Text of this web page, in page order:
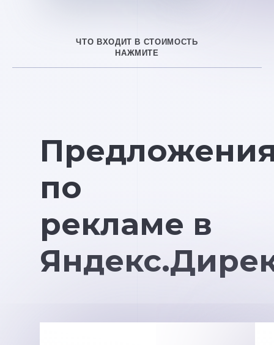
ЧТО ВХОДИТ В СТОИМОСТЬ
НАЖМИТЕ
по
рекламе в